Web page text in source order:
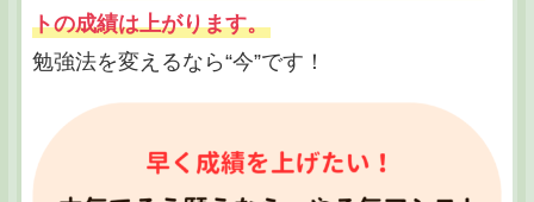
トの成績は上がります。
勉強法を変えるなら“今”です！